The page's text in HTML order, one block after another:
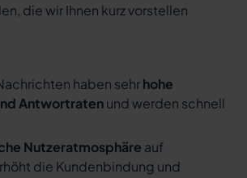
die wir Ihnen kurz vorstellen
haben sehrhohe
Antwortratenund werden schnell
Nutzeratmosphäre auf
die Kundenbindung und